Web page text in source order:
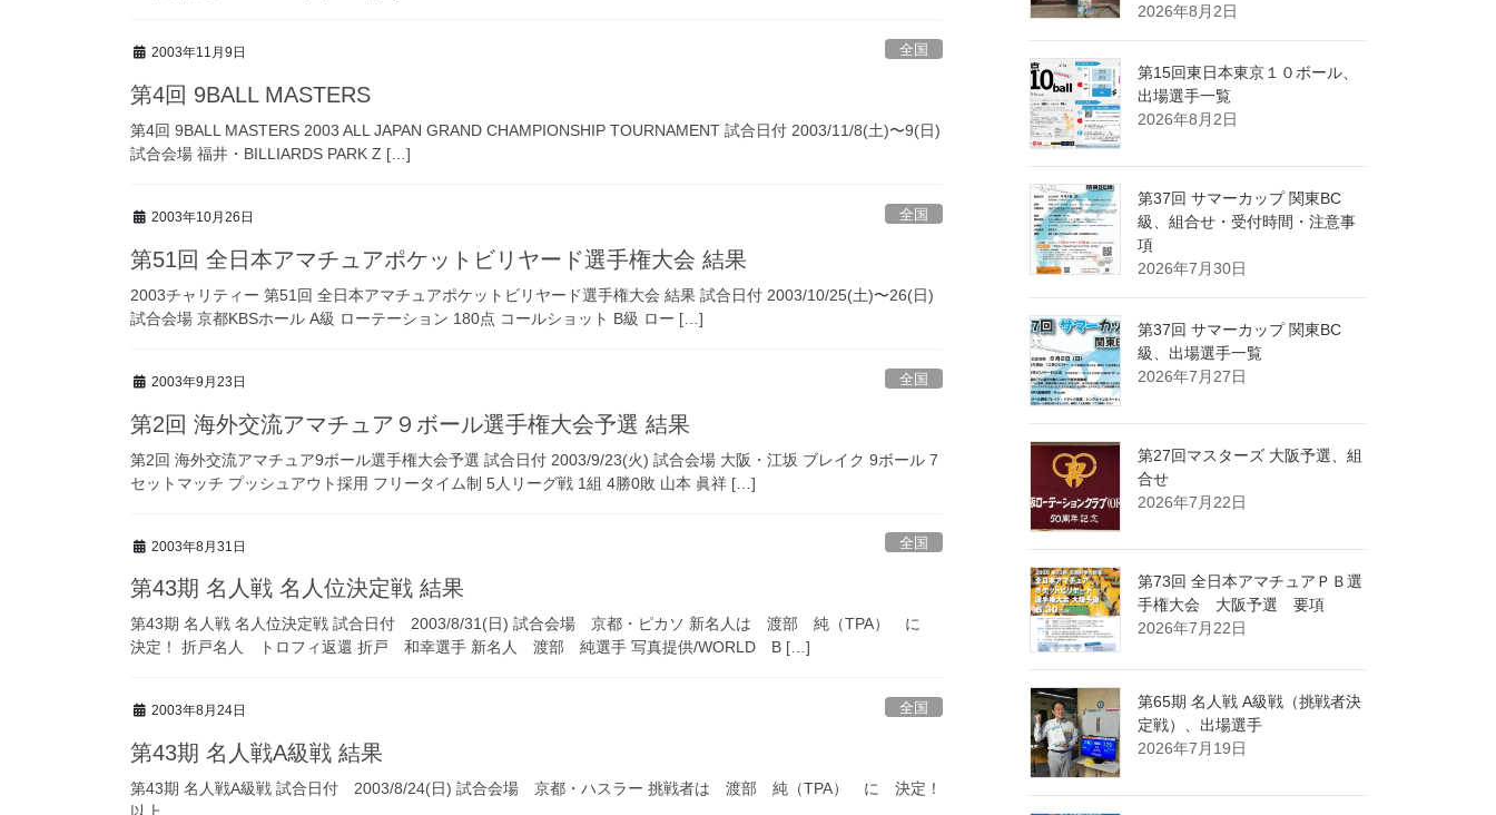
2003年11月9日 全国
第4回 9BALL MASTERS
第4回 9BALL MASTERS 2003 ALL JAPAN GRAND CHAMPIONSHIP TOURNAMENT 試合日付 2003/11/8(土)〜9(日)
試合会場 福井・BILLIARDS PARK Z […]
2003年10月26日 全国
第51回 全日本アマチュアポケットビリヤード選手権大会 結果
2003チャリティー 第51回 全日本アマチュアポケットビリヤード選手権大会 結果 試合日付 2003/10/25(土)〜26(日)
試合会場 京都KBSホール A級 ローテーション 180点 コールショット B級 ロー […]
2003年9月23日 全国
第2回 海外交流アマチュア９ボール選手権大会予選 結果
第2回 海外交流アマチュア9ボール選手権大会予選 試合日付 2003/9/23(火) 試合会場 大阪・江坂 ブレイク 9ボール 7
セットマッチ プッシュアウト採用 フリータイム制 5人リーグ戦 1組 4勝0敗 山本 眞祥 […]
2003年8月31日 全国
第43期 名人戦 名人位決定戦 結果
第43期 名人戦 名人位決定戦 試合日付 2003/8/31(日) 試合会場 京都・ピカソ 新名人は 渡部 純（TPA） に
決定！ 折戸名人 トロフィ返還 折戸 和幸選手 新名人 渡部 純選手 写真提供/WORLD B […]
2003年8月24日 全国
第43期 名人戦A級戦 結果
第43期 名人戦A級戦 試合日付 2003/8/24(日) 試合会場 京都・ハスラー 挑戦者は 渡部 純（TPA） に 決定！
2026年8月2日
第15回東日本東京１０ボール、
出場選手一覧
2026年8月2日
第37回 サマーカップ 関東BC
級、組合せ・受付時間・注意事
項
2026年7月30日
第37回 サマーカップ 関東BC
級、出場選手一覧
2026年7月27日
第27回マスターズ 大阪予選、組
合せ
2026年7月22日
第73回 全日本アマチュアＰＢ選
手権大会 大阪予選 要項
2026年7月22日
第65期 名人戦 A級戦（挑戦者決
定戦）、出場選手
2026年7月19日